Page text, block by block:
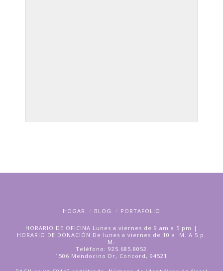
HOGAR BLOG PORTAFOLIO
HORARIO DE OFICINA Lunes a viernes de 9 am a 5 pm |
HORARIO DE DONACIÓN De lunes a viernes de 10 a. M. A 5 p.
M.
Teléfono: 925.685.8052
1506 Mendocino Dr, Concord, 94521